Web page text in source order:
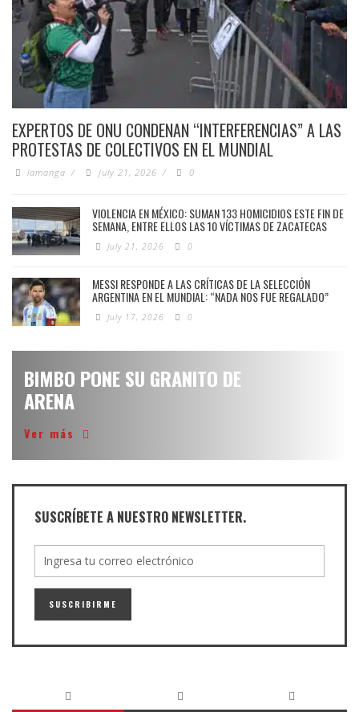
EXPERTOS DE ONU CONDENAN “INTERFERENCIAS” A LAS
PROTESTAS DE COLECTIVOS EN EL MUNDIAL
lamanga / July 21, 2026 / 0
VIOLENCIA EN MÉXICO: SUMAN 133 HOMICIDIOS ESTE FIN DE
SEMANA, ENTRE ELLOS LAS 10 VÍCTIMAS DE ZACATECAS
July 21, 2026 0
MESSI RESPONDE A LAS CRÍTICAS DE LA SELECCIÓN
ARGENTINA EN EL MUNDIAL: “NADA NOS FUE REGALADO”
July 17, 2026 0
BIMBO PONE SU GRANITO DE
ARENA
Ver más
SUSCRÍBETE A NUESTRO NEWSLETTER.